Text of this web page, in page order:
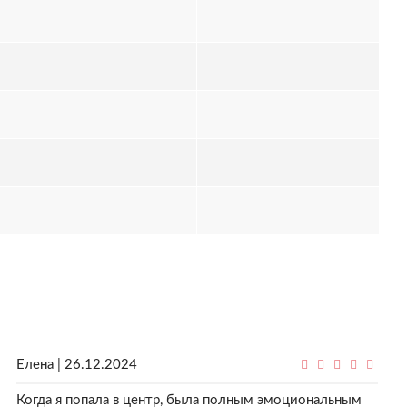
Елена | 26.12.2024
Когда я попала в центр, была полным эмоциональным